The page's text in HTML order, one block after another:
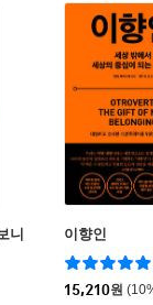
니 이향인
15,210원